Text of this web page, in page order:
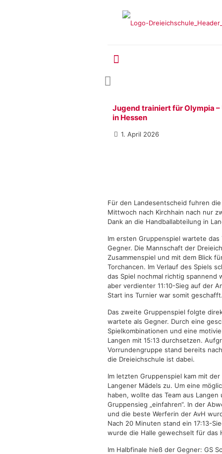
Jugend trainiert für Olympia
in Hessen
1. April 2026
Für den Landesentscheid fuhren
Mittwoch nach Kirchhain nach nur
Dank an die Handballabteilung in
Im ersten Gruppenspiel wartete das
Gegner. Die Mannschaft der
Zusammenspiel und mit dem Blick
Torchancen. Im Verlauf des Spiels
das Spiel nochmal richtig spannend
aber verdienter 11:10-Sieg auf der
Start ins Turnier war somit
Das zweite Gruppenspiel folgte
wartete als Gegner. Durch eine
Spielkombinationen und eine
Langen mit 15:13 durchsetzen.
Vorrundengruppe stand bereits
die Dreieichschule ist dabei.
Im letzten Gruppenspiel kam mit
Langener Mädels zu. Um eine
haben, wollte das Team aus
Gruppensieg „einfahren“. In der
und die beste Werferin der AvH
Nach 20 Minuten stand ein 17:13-
wurde die Halle gewechselt für das
Im Halbfinale hieß der Gegner: GS